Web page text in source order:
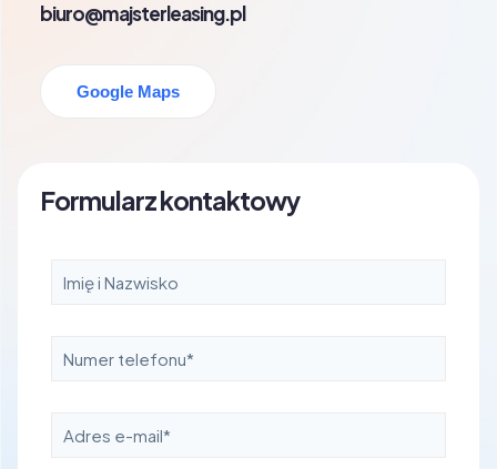
biuro@majsterleasing.pl
Google Maps
Formularz kontaktowy